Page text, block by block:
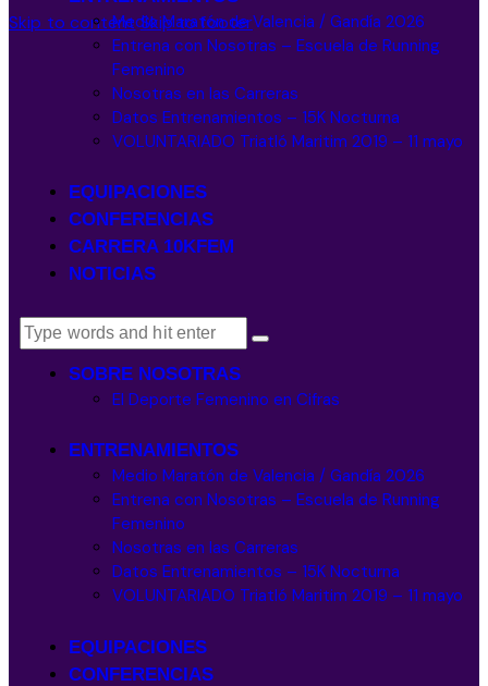
Skip to contentSkip to footer
Medio Maratón de Valencia / Gandía 2026
Entrena con Nosotras – Escuela de Running
Femenino
Nosotras en las Carreras
Datos Entrenamientos – 15K Nocturna
VOLUNTARIADO Triatló Maritim 2019 – 11 mayo
EQUIPACIONES
CONFERENCIAS
CARRERA 10KFEM
NOTICIAS
SOBRE NOSOTRAS
El Deporte Femenino en Cifras
ENTRENAMIENTOS
Medio Maratón de Valencia / Gandía 2026
Entrena con Nosotras – Escuela de Running
Femenino
Nosotras en las Carreras
Datos Entrenamientos – 15K Nocturna
VOLUNTARIADO Triatló Maritim 2019 – 11 mayo
EQUIPACIONES
CONFERENCIAS